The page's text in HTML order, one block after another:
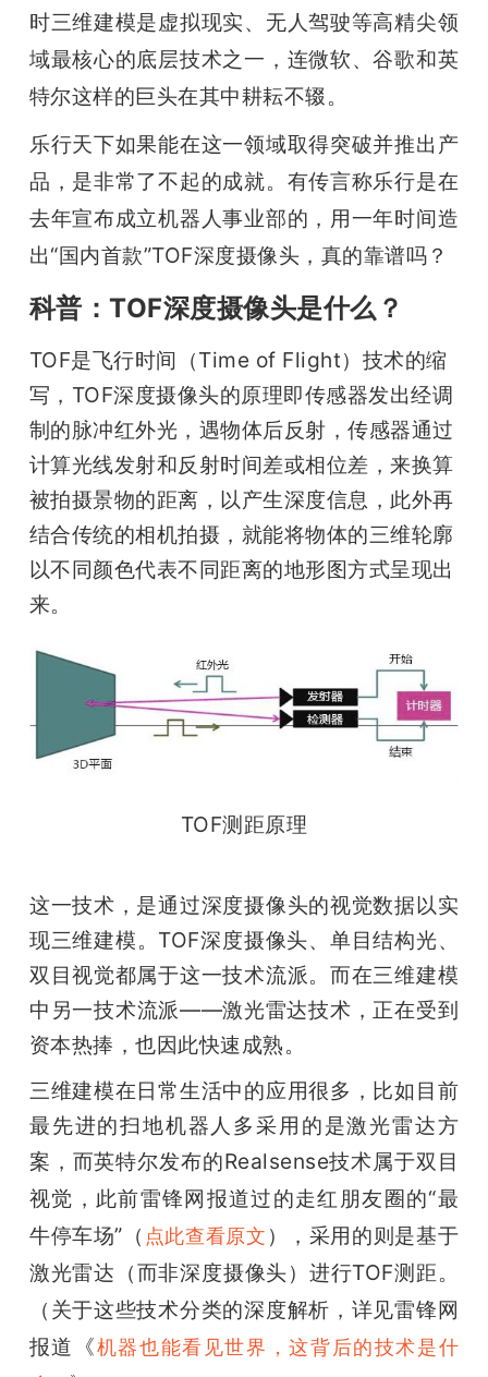
搞
时三维建模是虚拟现实、无人驾驶等高精尖领
域最核心的底层技术之一，连微软、谷歌和英
特尔这样的巨头在其中耕耘不辍。
乐行天下如果能在这一领域取得突破并推出产
品，是非常了不起的成就。有传言称乐行是在
去年宣布成立机器人事业部的，用一年时间造
出“国内首款”TOF深度摄像头，真的靠谱吗？
科普：TOF深度摄像头是什么？
TOF是飞行时间（Time of Flight）技术的缩
写，TOF深度摄像头的原理即传感器发出经调
制的脉冲红外光，遇物体后反射，传感器通过
计算光线发射和反射时间差或相位差，来换算
被拍摄景物的距离，以产生深度信息，此外再
结合传统的相机拍摄，就能将物体的三维轮廓
以不同颜色代表不同距离的地形图方式呈现出
来。
TOF测距原理
这一技术，是通过深度摄像头的视觉数据以实
现三维建模。TOF深度摄像头、单目结构光、
双目视觉都属于这一技术流派。而在三维建模
中另一技术流派——激光雷达技术，正在受到
资本热捧，也因此快速成熟。
三维建模在日常生活中的应用很多，比如目前
最先进的扫地机器人多采用的是激光雷达方
案 ，而英特尔发布的Realsense技术属于双目
视觉，此前雷锋网报道过的走红朋友圈的“最
牛停车场”（ 点此查看原文 ），采用的则是基于
激光雷达（而非深度摄像头）进行TOF测距。
（关于这些技术分类的深度解析，详见雷锋网
报道 《机器也能看见世界，这背后的技术是什